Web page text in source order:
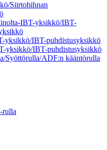
Siirtohihnan
IBT-yksikkö/IBT-
yksikkö/IBT-puhdistusyksikkö
yksikkö/IBT-puhdistusyksikkö
Syöttörulla/ADF:n kääntörulla
rulla